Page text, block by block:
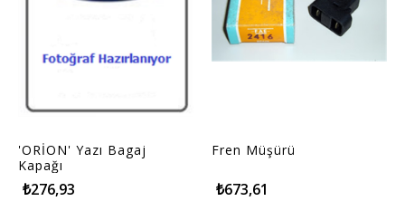
'ORİON' Yazı Bagaj
Kapağı
₺276,93
Fren Müşürü
₺673,61